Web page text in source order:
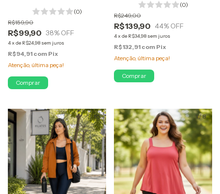
(0)
R$99,90
R$159,90
38% OFF
4x de R$24,98 sem juros
R$94,91 com Pix
Atenção, última peça!
Comprar
(0)
R$139,90
R$249,00
44% OFF
4x de R$34,98 sem juros
R$132,91 com Pix
Atenção, última peça!
Comprar
1/ 10 1/8